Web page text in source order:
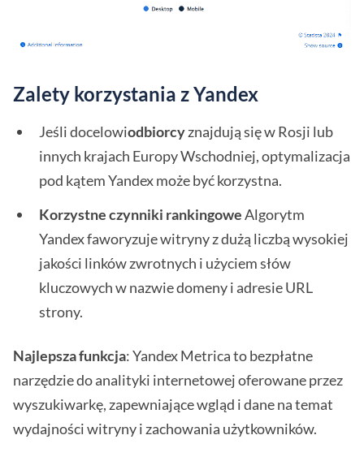
Zalety korzystania z Yandex
Jeśli docelowiodbiorcyznajdują się w Rosji lub
innych krajach Europy Wschodniej, optymalizacja
pod kątem Yandex może być korzystna.
Korzystne czynniki rankingoweAlgorytm
Yandex faworyzuje witryny z dużą liczbą wysokiej
jakości linków zwrotnych i użyciem słów
kluczowych w nazwie domeny i adresie URL
strony.
Najlepsza funkcja: Yandex Metrica to bezpłatne
narzędzie do analityki internetowej oferowane przez
wyszukiwarkę, zapewniające wgląd i dane na temat
wydajności witryny i zachowania użytkowników.